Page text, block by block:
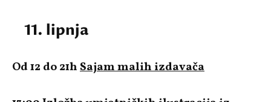
11. lipnja
Od 12 do 21hSajam malih izdavača